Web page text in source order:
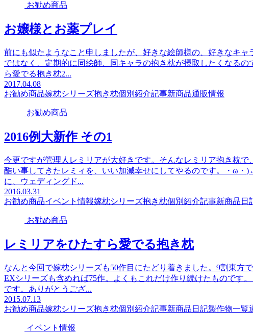
お勧め商品
お嬢様とお薬プレイ
前にも似たようなこと申しましたが、好きな絵師様の、好きなキ
ではなく、定期的に同絵師、同キャラの抱き枕が摂取したくなる
ら愛でる抱き枕2...
2017.04.08
お勧め商品嫁枕シリーズ抱き枕個別紹介記事新商品通販情報
お勧め商品
2016例大新作 その1
今更ですが管理人レミリアが大好きです。そんなレミリア抱き枕
酷い事してきたレミィを、いい加減幸せにしてやるのです。・ω・
に、ウェディングド...
2016.03.31
お勧め商品イベント情報嫁枕シリーズ抱き枕個別紹介記事新商品 日
お勧め商品
レミリアをひたすら愛でる抱き枕
なんと今回で嫁枕シリーズも50作目にたどり着きました。9割東方
EXシリーズも含めれば75作。よくもこれだけ作り続けたものです
です。ありがとうござ...
2015.07.13
お勧め商品嫁枕シリーズ抱き枕個別紹介記事新商品 日記製作物一覧
イベント情報